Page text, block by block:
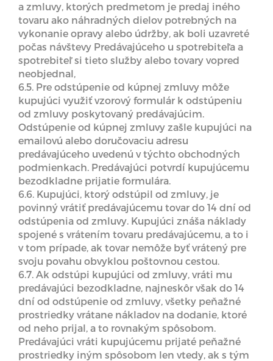
a zmluvy, ktorých predmetom je predaj iného
tovaru ako náhradných dielov potrebných na
vykonanie opravy alebo údržby, ak boli uzavreté
počas návštevy Predávajúceho u spotrebiteľa a
spotrebiteľ si tieto služby alebo tovary vopred
neobjednal,
6.5. Pre odstúpenie od kúpnej zmluvy môže
kupujúci využiť vzorový formulár k odstúpeniu
od zmluvy poskytovaný predávajúcim.
Odstúpenie od kúpnej zmluvy zašle kupujúci na
emailovú alebo doručovaciu adresu
predávajúceho uvedenú v týchto obchodných
podmienkach. Predávajúci potvrdí kupujúcemu
bezodkladne prijatie formulára.
6.6. Kupujúci, ktorý odstúpil od zmluvy, je
povinný vrátiť predávajúcemu tovar do 14 dní od
odstúpenia od zmluvy. Kupujúci znáša náklady
spojené s vrátením tovaru predávajúcemu, a to i
v tom prípade, ak tovar nemôže byť vrátený pre
svoju povahu obvyklou poštovnou cestou.
6.7. Ak odstúpi kupujúci od zmluvy, vráti mu
predávajúci bezodkladne, najneskôr však do 14
dní od odstúpenie od zmluvy, všetky peňažné
prostriedky vrátane nákladov na dodanie, ktoré
od neho prijal, a to rovnakým spôsobom.
Predávajúci vráti kupujúcemu prijaté peňažné
prostriedky iným spôsobom len vtedy, ak s tým